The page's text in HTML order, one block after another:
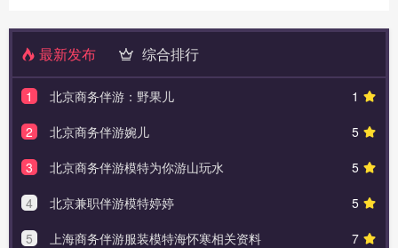
最新发布 综合排行
1
1
北京商务伴游：野果儿
5
2
北京商务伴游婉儿
5
3
北京商务伴游模特为你游山玩水
5
4
北京兼职伴游模特婷婷
7
5
上海商务伴游服装模特海怀寒相关资料